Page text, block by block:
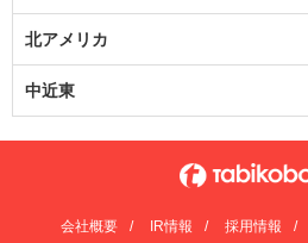
北アメリカ
中近東
会社概要 IR情報 採用情報